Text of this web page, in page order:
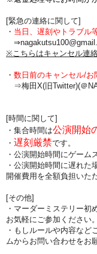
[緊急の連絡に関して]
・ 当日、遅刻やトラブル
※こちらはキャンセル連
・ 数日前のキャンセル/お
⇒梅田X(旧Twitter)(＠
[時間に関して]
・集合時間は公演開始
・ 遅刻厳禁です。
・公演開始時間にゲーム
・公演開始時間に遅れた
開催費用を全額負担いた
[その他]
・マーダーミステリー初
お気軽にご参加ください。
・もしルールや内容など
ムからお問い合わせをお